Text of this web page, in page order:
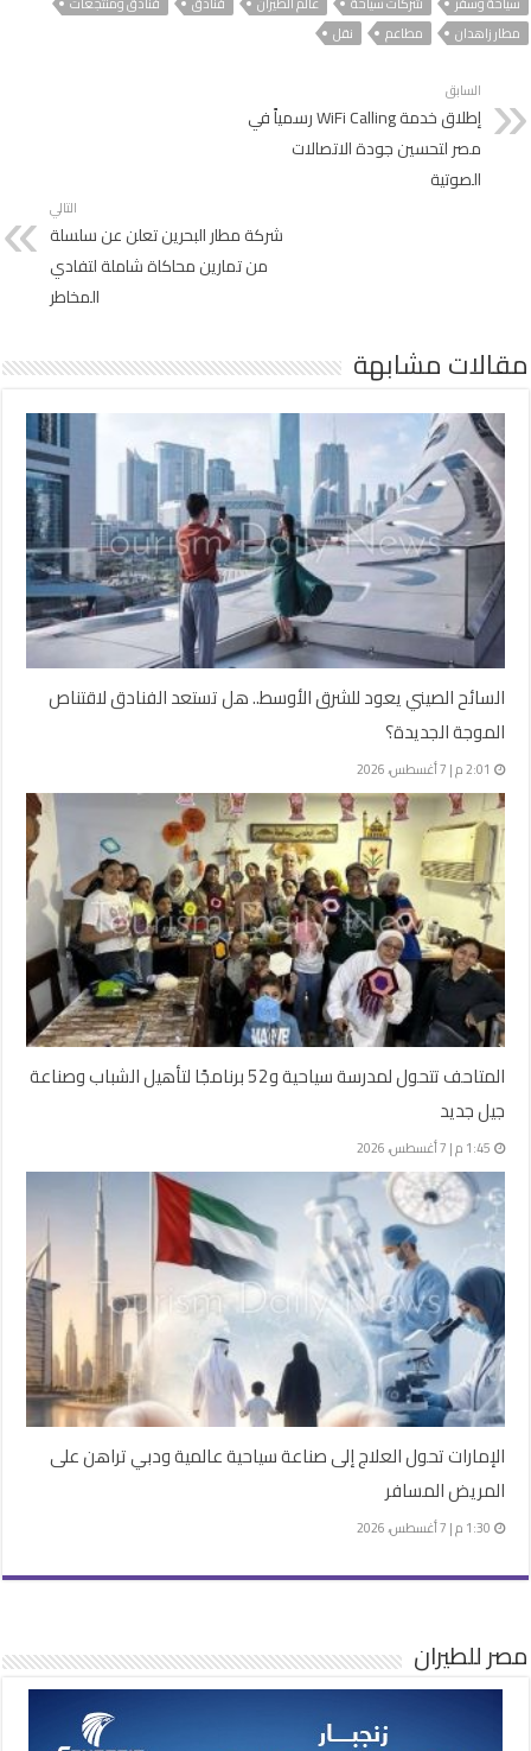
مطار زاهدان
مطاعم نقل
السابق
إطلاق خدمة WiFi Calling رسمياً في
مصر لتحسين جودة الاتصالات
الصوتية
التالي
شركة مطار البحرين تعلن عن سلسلة
من تمارين محاكاة شاملة لتفادي
المخاطر
مقالات مشابهة
السائح الصيني يعود للشرق الأوسط.. هل تستعد الفنادق لاقتناص
الموجة الجديدة؟
2:01 م | 7 أغسطس، 2026
المتاحف تتحول لمدرسة سياحية و52 برنامجًا لتأهيل الشباب وصناعة
جيل جديد
1:45 م | 7 أغسطس، 2026
الإمارات تحول العلاج إلى صناعة سياحية عالمية ودبي تراهن على
المريض المسافر
1:30 م | 7 أغسطس، 2026
مصر للطيران